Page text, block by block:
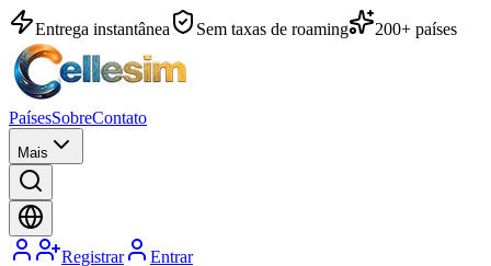
Entrega instantânea Sem taxas de roaming 200+ países
PaísesSobreContato
Mais
Registrar Entrar